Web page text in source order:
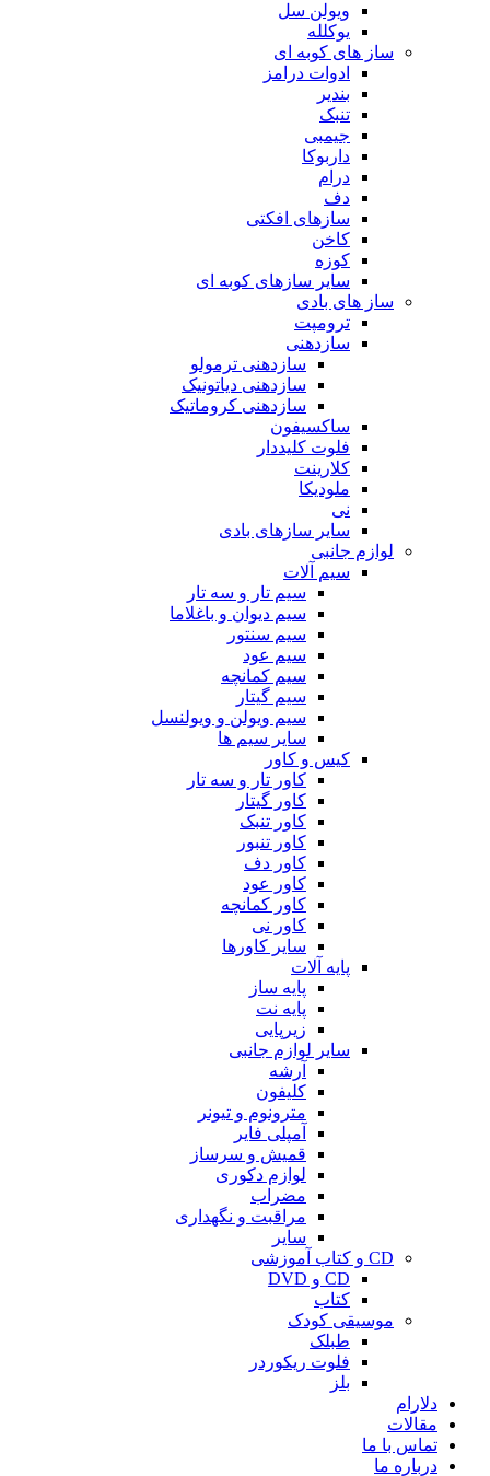
ویولن سل
یوکلله
ساز های کوبه ای
ادوات درامز
بندیر
تنبک
جیمبی
داربوکا
درام
دف
سازهای افکتی
کاخن
کوزه
سایر سازهای کوبه ای
ساز های بادی
ترومپت
سازدهنی
سازدهنی ترمولو
سازدهنی دیاتونیک
سازدهنی کروماتیک
ساکسیفون
فلوت کلیددار
کلارینت
ملودیکا
نی
سایر سازهای بادی
لوازم جانبی
سیم آلات
سیم تار و سه تار
سیم دیوان و باغلاما
سیم سنتور
سیم عود
سیم کمانچه
سیم گیتار
سیم ویولن و ویولنسل
سایر سیم ها
کیس و کاور
کاور تار و سه تار
کاور گیتار
کاور تنبک
کاور تنبور
کاور دف
کاور عود
کاور کمانچه
کاور نی
سایر کاورها
پایه آلات
پایه ساز
پایه نت
زیرپایی
سایر لوازم جانبی
آرشه
کلیفون
مترونوم و تیونر
آمپلی فایر
قمیش و سرساز
لوازم دکوری
مضراب
مراقبت و نگهداری
سایر
CD و کتاب آموزشی
CD و DVD
کتاب
موسیقی کودک
طبلک
فلوت ریکوردر
بلز
دلارام
مقالات
تماس با ما
درباره ما